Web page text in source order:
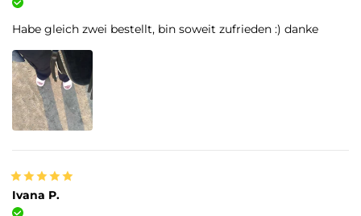
Habe gleich zwei bestellt, bin soweit zufrieden :) danke
Ivana P.